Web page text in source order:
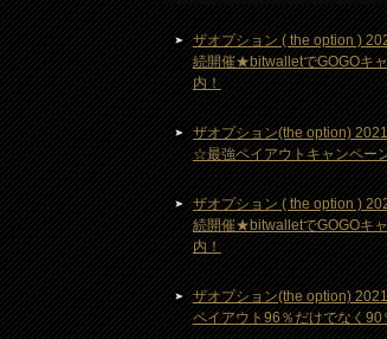
ザオプション ( the option )
続開催★bitwalletでGOGOキ
内！
ザオプション(the option)
☆最強ペイアウトキャンペー
ザオプション ( the option )
続開催★bitwalletでGOGOキ
内！
ザオプション(the option)
ペイアウト96％だけでなく90